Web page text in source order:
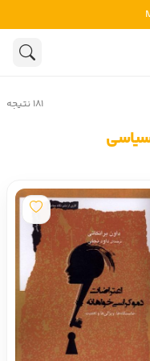
لاتین
۱۸۱ نتیجه